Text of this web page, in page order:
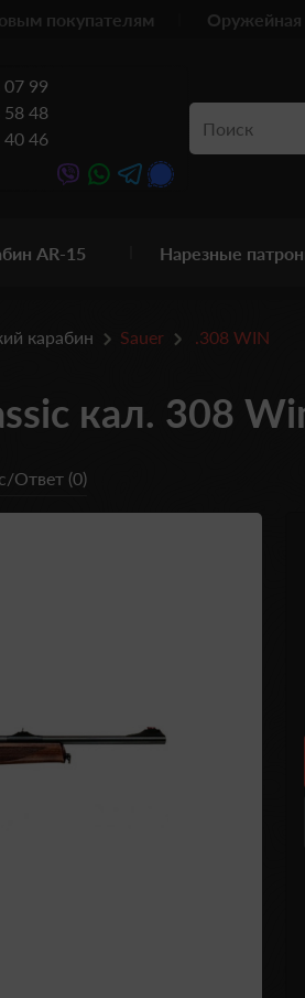
покупателям Оружейная
07 99
58 48
40 46
AR-15 Нарезные
карабин Sauer .308 WIN
кал. 308
Ответ (0)